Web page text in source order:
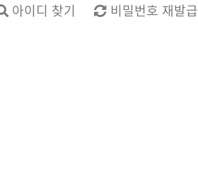
아이디 찾기 비밀번호 재발급